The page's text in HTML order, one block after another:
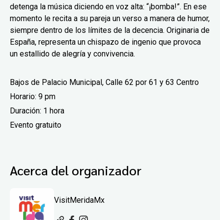
detenga la música diciendo en voz alta: “¡bomba!”. En ese
momento le recita a su pareja un verso a manera de humor,
siempre dentro de los límites de la decencia. Originaria de
España, representa un chispazo de ingenio que provoca
un estallido de alegría y convivencia.
Bajos de Palacio Municipal, Calle 62 por 61 y 63 Centro
Horario: 9 pm
Duración: 1 hora
Evento gratuito
Acerca del organizador
VisitMeridaMx